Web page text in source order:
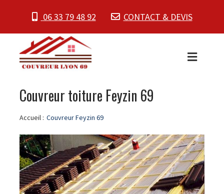
06 33 79 48 92 CONTACT & DEVIS
Couvreur toiture Feyzin 69
Accueil : Couvreur Feyzin 69